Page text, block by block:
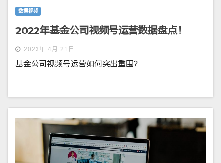
数据视频
2022年基金公司视频号运营数据盘点！
2023年 4月 21日
基金公司视频号运营如何突出重围？